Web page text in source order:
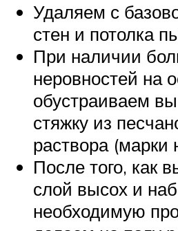
Удаляем с
стен и потолка
При наличии
неровностей на
обустраиваем
стяжку из
раствора
После того, как
слой высох и
необходимую